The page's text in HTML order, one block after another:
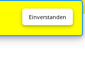
Einverstanden